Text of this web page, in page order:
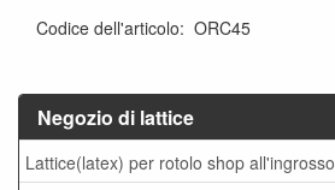
Negozio di lattice
Lattice(latex) per rotolo shop all'ingrosso
Codice dell'articolo: ORC45